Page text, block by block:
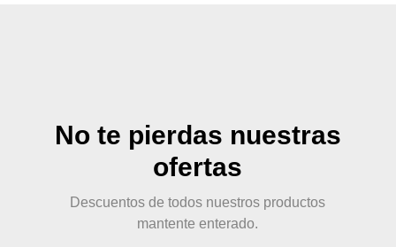
No te pierdas nuestras
ofertas
Descuentos de todos nuestros productos
mantente enterado.